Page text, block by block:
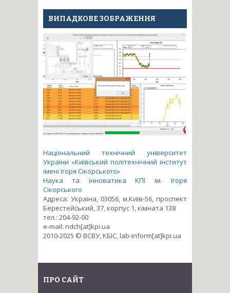
ВИПАДКОВЕ ЗОБРАЖЕННЯ
Національний технічний університет
України «Київський політехнічний інститут
імені Ігоря Сікорського»
Наука та інноватика КПІ ім. Ігоря
Сікорського
Адреса: Україна, 03056, м.Київ-56, проспект
Берестейський, 37, корпус 1, кімната 138
тел.: 204-92-00
e-mail: ndch[at]kpi.ua
2010-2025 © ВСВУ, КБІС, lab-inform[at]kpi.ua
ПРО САЙТ